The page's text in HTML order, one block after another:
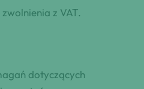
z VAT.
dotyczących